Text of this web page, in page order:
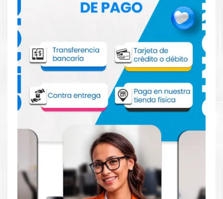
Comprar Tóner HP 826A Amarillo para
impresora HP M855
Aprovecha nuestra experiencia y atención para adquirir tus
productos. Tenemos promociones todos los días. Escríbenos o
visítanos hoy para encontrar la solución perfecta para tu
impresoraHP, como laTóner HP 826A Amarillo para
impresoras M855, M855DN, M855XH, M855X+, M855X+ NFC.
Dónde comprar Toner para impresora HP
M855 en Lima o para provincia
Tienda autorizada por HP. Descubre la mejor manera de